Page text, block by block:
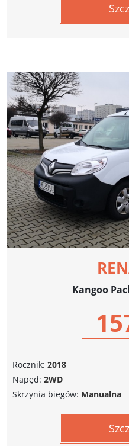
Kangoo
Rocznik: 2018
Napęd: 2WD
Skrzynia biegów: Manualna